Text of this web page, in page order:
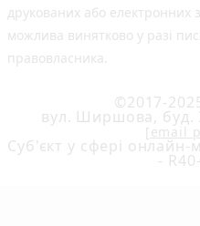
друкованих або електронних
можлива винятково у разі
правовласника.
©2017-
вул. Ширшова, буд.
[email
Cуб'єкт у сфері онлайн-
-